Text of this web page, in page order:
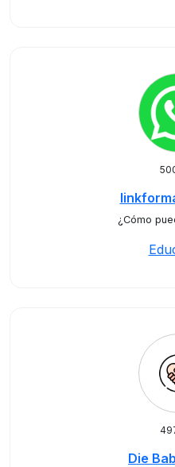
¿Cómo
Die